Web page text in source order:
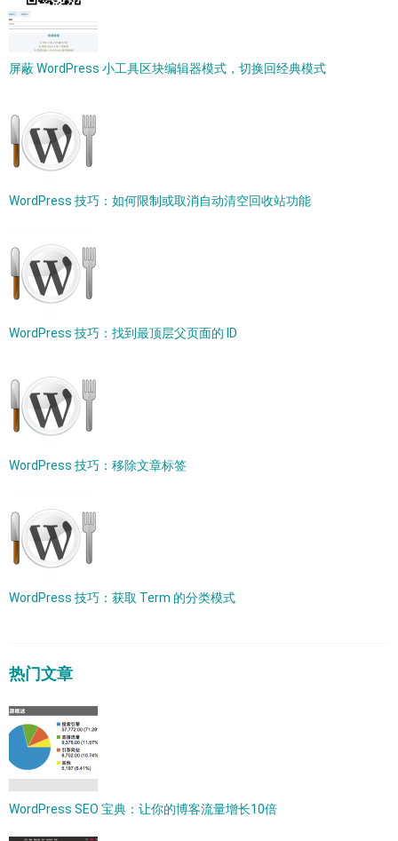
屏蔽 WordPress 小工具区块编辑器模式，切换回经典模式
WordPress 技巧：如何限制或取消自动清空回收站功能
WordPress 技巧：找到最顶层父页面的 ID
WordPress 技巧：移除文章标签
WordPress 技巧：获取 Term 的分类模式
热门文章
WordPress SEO 宝典：让你的博客流量增长10倍